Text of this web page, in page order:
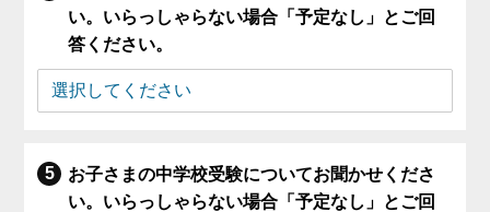
い。いらっしゃらない場合「予定なし」とご回
答ください。
お子さまの中学校受験についてお聞かせくださ
い。いらっしゃらない場合「予定なし」とご回